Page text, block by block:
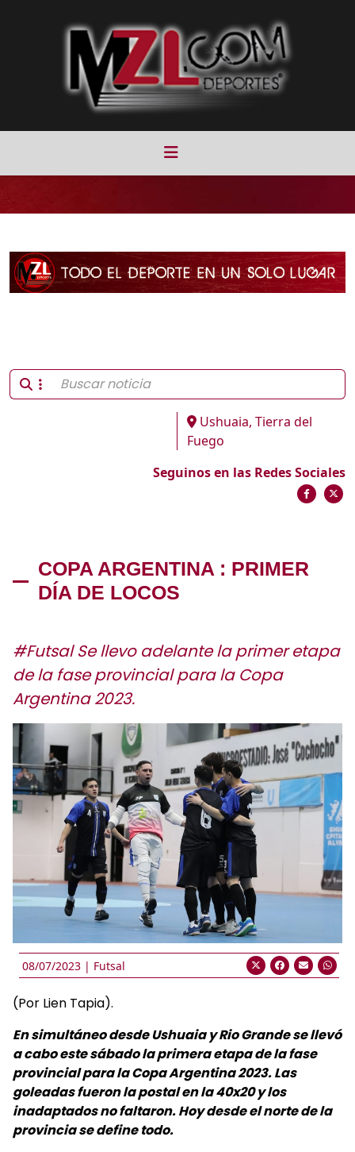
Ushuaia, Tierra del
Fuego
Seguinos en las Redes Sociales
COPA ARGENTINA : PRIMER
DÍA DE LOCOS
#Futsal Se llevo adelante la primer etapa
de la fase provincial para la Copa
Argentina 2023.
08/07/2023 | Futsal
(Por Lien Tapia).
En simultáneo desde Ushuaia y Rio Grande se llevó
a cabo este sábado la primera etapa de la fase
provincial para la Copa Argentina 2023. Las
goleadas fueron la postal en la 40x20 y los
inadaptados no faltaron. Hoy desde el norte de la
provincia se define todo.